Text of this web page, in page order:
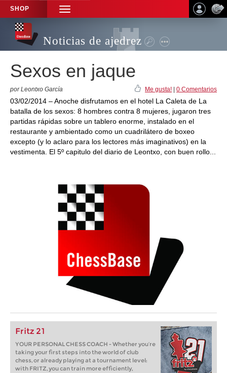
SHOP
TOGGLE
NAVIGATION
Noticias de ajedrez
Sexos en jaque
por Leontxo García Me gusta! 0 Comentarios
03/02/2014 – Anoche disfrutamos en el hotel La Caleta de La
batalla de los sexos: 8 hombres contra 8 mujeres, jugaron tres
partidas rápidas sobre un tablero enorme, instalado en el
restaurante y ambientado como un cuadrilátero de boxeo
excepto (y lo aclaro para los lectores más imaginativos) en la
vestimenta. El 5º capitulo del diario de Leontxo, con buen rollo...
Fritz 21
YOUR PERSONAL CHESS COACH - Whether you’re
taking your first steps into the world of club
chess, or already playing at a tournament level:
with FRITZ, you can train more efficiently,